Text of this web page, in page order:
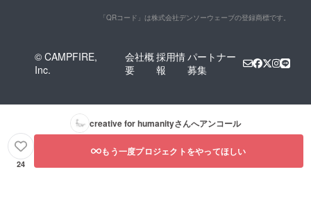
「QRコード」は株式会社デンソーウェーブの登録商標です。
© CAMPFIRE,
Inc.
会社概
要
採用情
報
パートナー
募集
creative for humanityさんへアンコール
24
もう一度プロジェクトをやってほしい